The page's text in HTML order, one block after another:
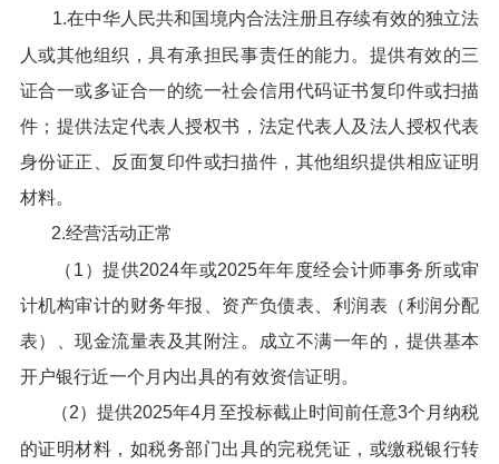
1.在中华人民共和国境内合法注册且存续有效的独立法
人或其他组织，具有承担民事责任的能力。提供有效的三
证合一或多证合一的统一社会信用代码证书复印件或扫描
件；提供法定代表人授权书，法定代表人及法人授权代表
身份证正、反面复印件或扫描件，其他组织提供相应证明
材料。
2.经营活动正常
（1）提供2024年或2025年年度经会计师事务所或审
计机构审计的财务年报、资产负债表、利润表（利润分配
表）、现金流量表及其附注。成立不满一年的，提供基本
开户银行近一个月内出具的有效资信证明。
（2）提供2025年4月至投标截止时间前任意3个月纳税
的证明材料，如税务部门出具的完税凭证，或缴税银行转